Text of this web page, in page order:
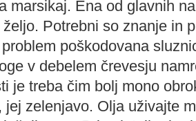
marsikaj. Ena od glavnih
Potrebni so znanje in
poškodovana
v debelem črevesju
je treba čim bolj mono
jej zelenjavo. Olja uživajte